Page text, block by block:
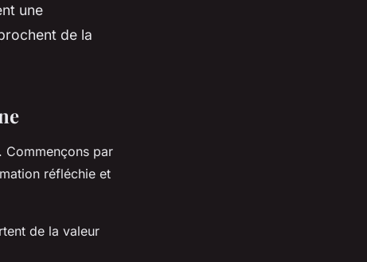
une
de la
Commençons par
réfléchie et
de la valeur